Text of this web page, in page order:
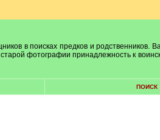
в поисках предков и родственников.
фотографии принадлежность к
ПОИСК